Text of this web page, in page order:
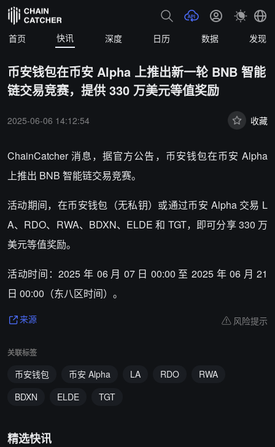
首页 快讯 深度 日历 数据 发现
币安钱包在币安 Alpha 上推出新一轮 BNB 智能
链交易竞赛，提供 330 万美元等值奖励
2025-06-06 14:12:54 收藏
ChainCatcher 消息，据官方公告，币安钱包在币安 Alpha
上推出 BNB 智能链交易竞赛。
活动期间，在币安钱包（无私钥）或通过币安 Alpha 交易 L
A、RDO、RWA、BDXN、ELDE 和 TGT，即可分享 330 万
美元等值奖励。
活动时间：2025 年 06 月 07 日 00:00 至 2025 年 06 月 21
日 00:00（东八区时间）。
来源 风险提示
关联标签
币安钱包 币安 Alpha LA RDO
RWA
BDXN
ELDE TGT
精选快讯